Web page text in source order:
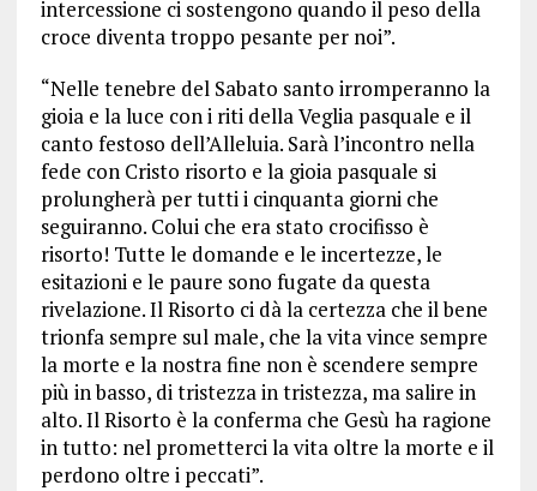
intercessione ci sostengono quando il peso della
croce diventa troppo pesante per noi”.
“Nelle tenebre del Sabato santo irromperanno la
gioia e la luce con i riti della Veglia pasquale e il
canto festoso dell’Alleluia. Sarà l’incontro nella
fede con Cristo risorto e la gioia pasquale si
prolungherà per tutti i cinquanta giorni che
seguiranno. Colui che era stato crocifisso è
risorto! Tutte le domande e le incertezze, le
esitazioni e le paure sono fugate da questa
rivelazione. Il Risorto ci dà la certezza che il bene
trionfa sempre sul male, che la vita vince sempre
la morte e la nostra fine non è scendere sempre
più in basso, di tristezza in tristezza, ma salire in
alto. Il Risorto è la conferma che Gesù ha ragione
in tutto: nel prometterci la vita oltre la morte e il
perdono oltre i peccati”.